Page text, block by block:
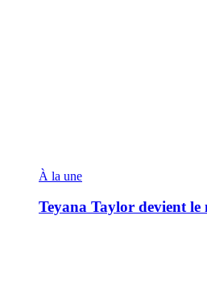
À la une
Teyana Taylor devient le